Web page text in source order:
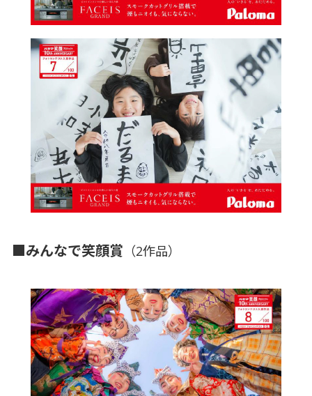
■みんなで笑顔賞 （2作品）